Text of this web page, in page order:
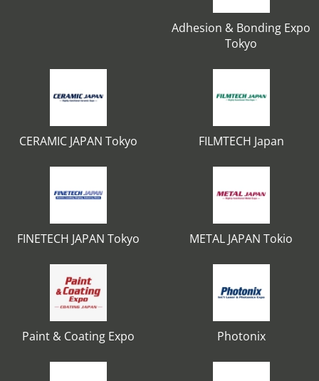
Adhesion & Bonding Expo
Tokyo
CERAMIC JAPAN Tokyo FILMTECH Japan
FINETECH JAPAN Tokyo METAL JAPAN Tokio
Paint & Coating Expo Photonix